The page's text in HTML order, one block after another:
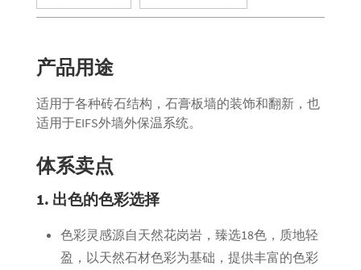
产品用途
适用于各种砖石结构，石膏板墙的装饰和翻新，也
适用于EIFS外墙外保温系统。
体系卖点
1. 出色的色彩选择
色彩灵感源自天然花岗岩，臻选18色，质地轻
盈，以天然石材色彩为基础，提供丰富的色彩